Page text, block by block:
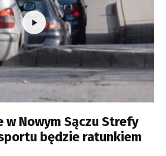
w Nowym Sączu Strefy
będzie ratunkiem